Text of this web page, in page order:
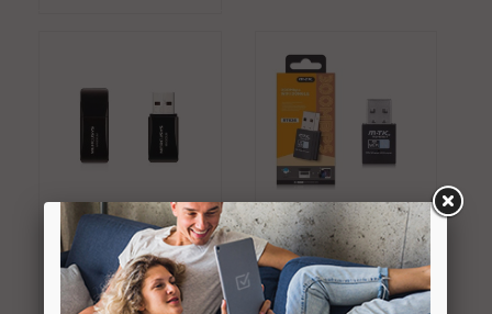
carrito
Tarjeta de red USB Wifi
Mini Mercusys N300 /
300 Mbps / Negro
Tarjeta de red USB Wifi
mini RT636 / 300mbps
/ MTK